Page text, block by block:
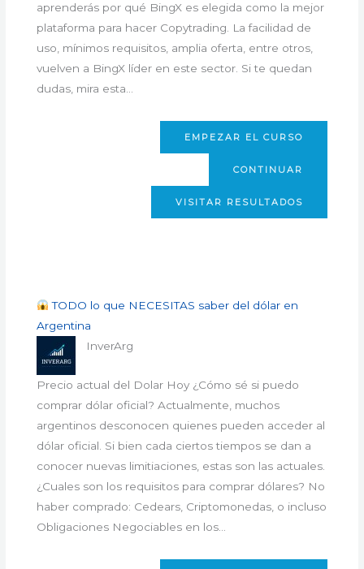
aprenderás por qué BingX es elegida como la mejor
plataforma para hacer Copytrading. La facilidad de
uso, mínimos requisitos, amplia oferta, entre otros,
vuelven a BingX líder en este sector. Si te quedan
dudas, mira esta…
EMPEZAR EL CURSO
CONTINUAR
VISITAR RESULTADOS
TODO lo que NECESITAS saber del dólar en
Argentina
InverArg
Precio actual del Dolar Hoy ¿Cómo sé si puedo
comprar dólar oficial? Actualmente, muchos
argentinos desconocen quienes pueden acceder al
dólar oficial. Si bien cada ciertos tiempos se dan a
conocer nuevas limitiaciones, estas son las actuales.
¿Cuales son los requisitos para comprar dólares? No
haber comprado: Cedears, Criptomonedas, o incluso
Obligaciones Negociables en los…